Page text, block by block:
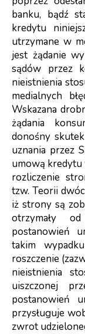
banku, bądź
kredytu
utrzymane w
jest żądanie
sądów przez
nieistnienia
medialnych
Wskazana
żądania
donośny
uznania przez
umową kredytu
rozliczenie
tzw. Teorii
iż strony są
otrzymały
postanowień
takim
roszczenie
nieistnienia
uiszczonej
postanowień
przysługuje
zwrot